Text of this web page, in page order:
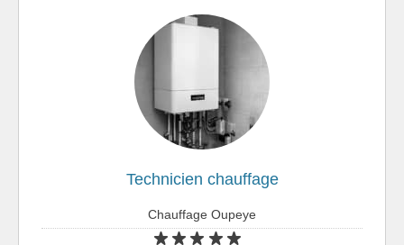
Technicien chauffage
Chauffage Oupeye